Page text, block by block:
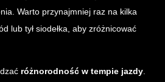
Warto przynajmniej raz na kilka
lub tył siodełka, aby zróżnicować
różnorodność w tempie jazdy